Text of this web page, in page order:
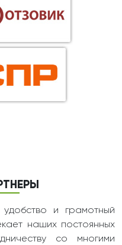
и грамотный
наших постоянных
со многими